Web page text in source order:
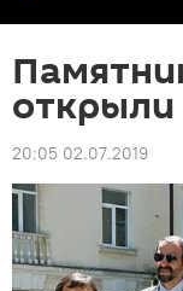
20:05 02.07.2019